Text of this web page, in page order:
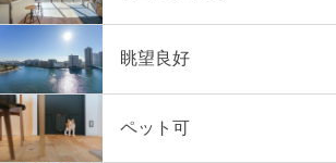
眺望良好
ペット可